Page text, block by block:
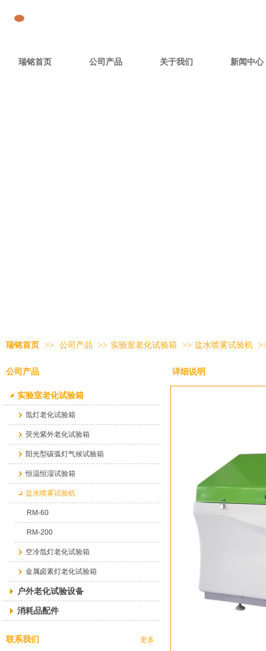
瑞铭首页 公司产品 关于我们 新闻中心
瑞铭首页 >> 公司产品 >> 实验室老化试验箱 >> 盐水喷雾试验机
公司产品
实验室老化试验箱
氙灯老化试验箱
荧光紫外老化试验箱
阳光型碳弧灯气候试验箱
恒温恒湿试验箱
盐水喷雾试验机
RM-60
RM-200
空冷氙灯老化试验箱
金属卤素灯老化试验箱
户外老化试验设备
消耗品配件
联系我们 更多
详细说明